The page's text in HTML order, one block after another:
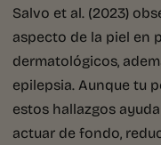
Salvo et al. (2023)
aspecto de la piel en
dermatológicos,
epilepsia. Aunque tu
estos hallazgos
actuar de fondo,